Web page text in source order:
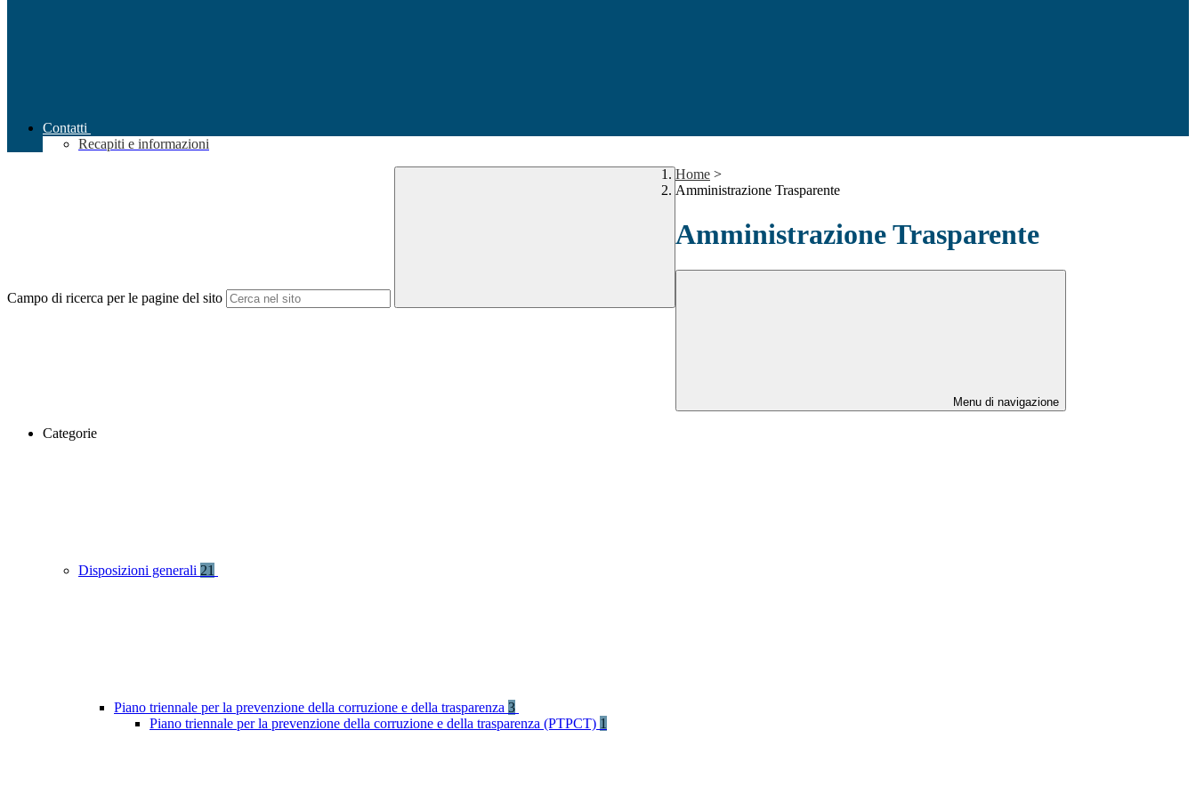
Contatti
Recapiti e informazioni
Campo di ricerca per le pagine del sito
Home >
Amministrazione Trasparente
Amministrazione Trasparente
Menu di navigazione
Categorie
Disposizioni generali 21
Piano triennale per la prevenzione della corruzione e della trasparenza 3
Piano triennale per la prevenzione della corruzione e della trasparenza (PTPCT) 1